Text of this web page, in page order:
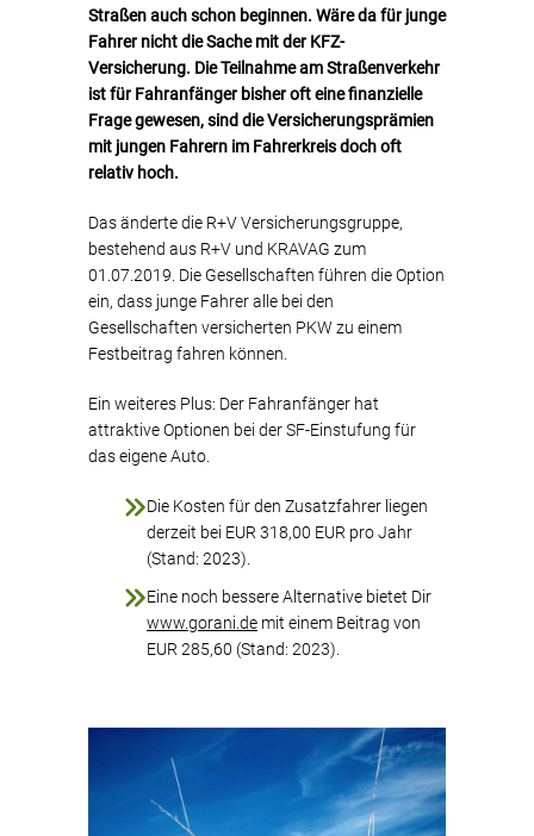
Straßen auch schon beginnen. Wäre da für junge
Fahrer nicht die Sache mit der KFZ-
Versicherung. Die Teilnahme am Straßenverkehr
ist für Fahranfänger bisher oft eine finanzielle
Frage gewesen, sind die Versicherungsprämien
mit jungen Fahrern im Fahrerkreis doch oft
relativ hoch.
Das änderte die R+V Versicherungsgruppe,
bestehend aus R+V und KRAVAG zum
01.07.2019. Die Gesellschaften führen die Option
ein, dass junge Fahrer alle bei den
Gesellschaften versicherten PKW zu einem
Festbeitrag fahren können.
Ein weiteres Plus: Der Fahranfänger hat
attraktive Optionen bei der SF-Einstufung für
das eigene Auto.
Die Kosten für den Zusatzfahrer liegen
derzeit bei EUR 318,00 EUR pro Jahr
(Stand: 2023).
Eine noch bessere Alternative bietet Dir
www.gorani.demit einem Beitrag von
EUR 285,60 (Stand: 2023).